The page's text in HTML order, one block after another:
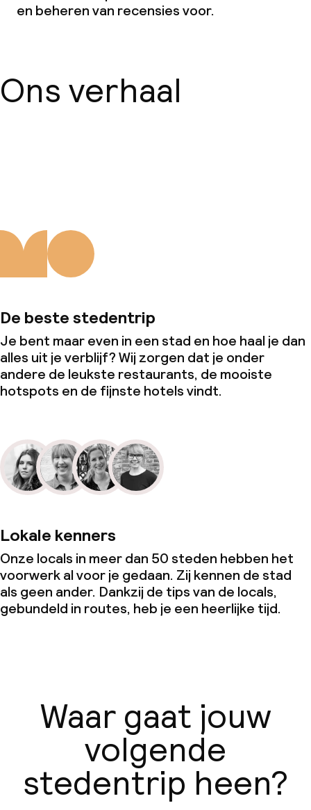
Beleid
en beheren van recensies voor.
Ons verhaal
De beste stedentrip
Je bent maar even in een stad en hoe haal je dan
alles uit je verblijf? Wij zorgen dat je onder
andere de leukste restaurants, de mooiste
hotspots en de fijnste hotels vindt.
Lokale kenners
Onze locals in meer dan 50 steden hebben het
voorwerk al voor je gedaan. Zij kennen de stad
als geen ander. Dankzij de tips van de locals,
gebundeld in routes, heb je een heerlijke tijd.
Waar gaat jouw
volgende
stedentrip heen?